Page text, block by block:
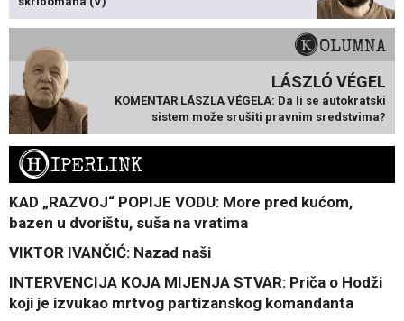
KOLUMNA
LÁSZLÓ VÉGEL
KOMENTAR LÁSZLA VÉGELA: Da li se autokratski
sistem može srušiti pravnim sredstvima?
HIPERLINK
KAD „RAZVOJ“ POPIJE VODU: More pred kućom,
bazen u dvorištu, suša na vratima
VIKTOR IVANČIĆ: Nazad naši
INTERVENCIJA KOJA MIJENJA STVAR: Priča o Hodži
koji je izvukao mrtvog partizanskog komandanta